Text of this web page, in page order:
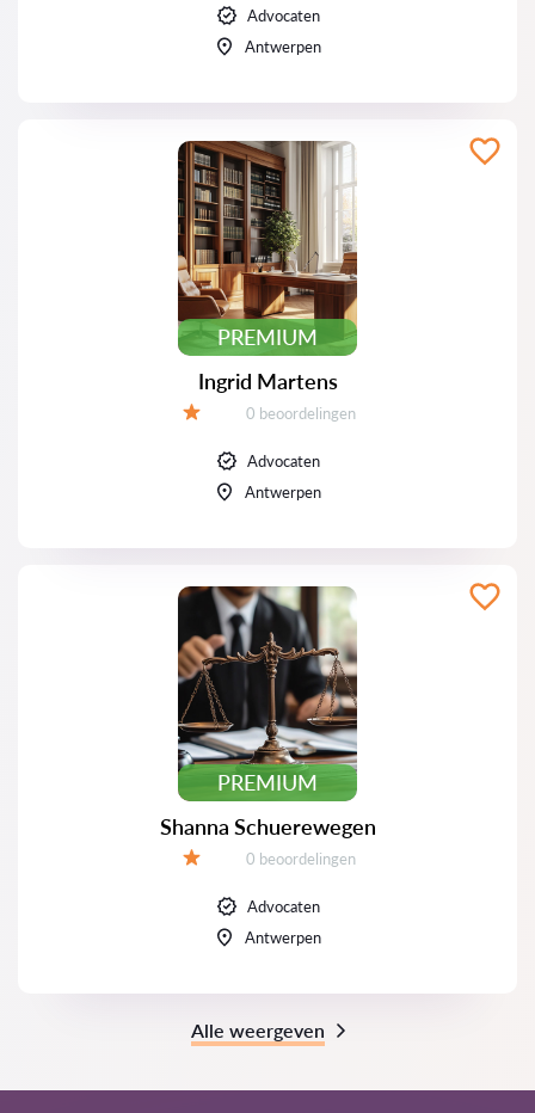
Advocaten
Antwerpen
PREMIUM
Ingrid Martens
Beoordelingen:
0 beoordelingen
Advocaten
Antwerpen
PREMIUM
Shanna Schuerewegen
Beoordelingen:
0 beoordelingen
Advocaten
Antwerpen
Alle weergeven